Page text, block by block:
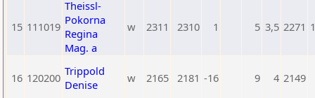
15 111019
Theissl-
Pokorna
Regina
Mag. a
w 2311 2310 1 5 3,5 2271
16 120200 Trippold
Denise
w 2165 2181 -16 9 4 2149